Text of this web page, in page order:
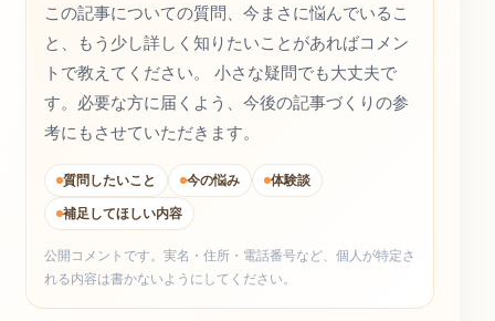
この記事についての質問、今まさに悩んでいるこ
と、もう少し詳しく知りたいことがあればコメン
トで教えてください。 小さな疑問でも大丈夫で
す。必要な方に届くよう、今後の記事づくりの参
考にもさせていただきます。
質問したいこと 今の悩み
体験談
補足してほしい内容
公開コメントです。実名・住所・電話番号など、個人が特定さ
れる内容は書かないようにしてください。